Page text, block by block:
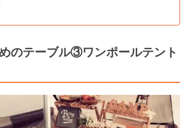
のテーブル③ワンポールテント